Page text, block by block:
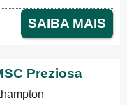
SAIBA MAIS
Preziosa